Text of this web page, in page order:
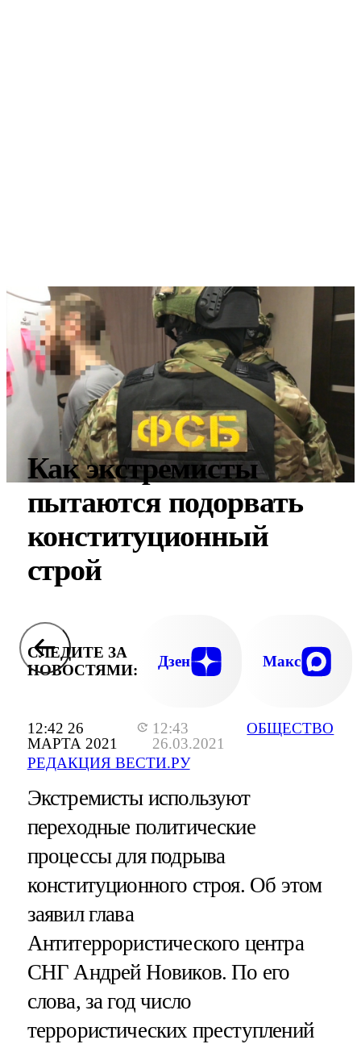
12:42 26
МАРТА 2021
12:43
26.03.2021
РЕДАКЦИЯ ВЕСТИ.РУ
ОБЩЕСТВО
Как экстремисты
пытаются подорвать
конституционный
строй
СЛЕДИТЕ ЗА
НОВОСТЯМИ:
Дзен Макс
Экстремисты используют
переходные политические
процессы для подрыва
конституционного строя. Об этом
заявил глава
Антитеррористического центра
СНГ Андрей Новиков. По его
слова, за год число
террористических преступлений